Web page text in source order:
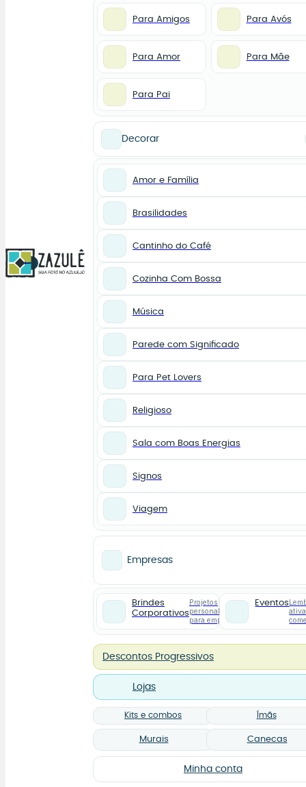
0
Para Amigos Para Avós
Para Amor Para Mãe
Para Pai
Decorar
Amor e Família
Brasilidades
Cantinho do Café
Cozinha Com Bossa
Música
Parede com Significado
Para Pet Lovers
Religioso
Sala com Boas Energias
Signos
Viagem
Empresas
Brindes
Corporativos
Projetos
personalizados
para empresas
Eventos
Descontos Progressivos
Lojas
Kits e combos Ímãs
Murais Canecas
Minha conta